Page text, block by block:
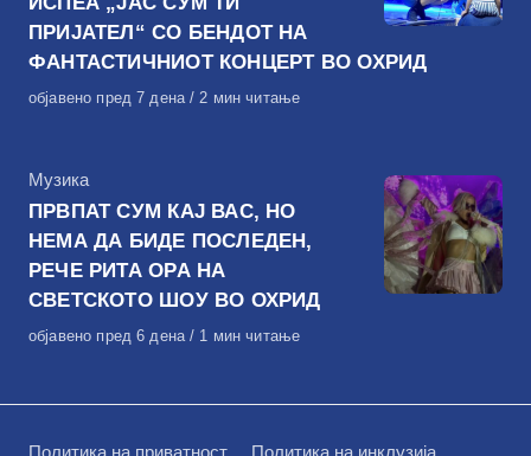
ПРИЈАТЕЛ“ СО БЕНДОТ НА
ФАНТАСТИЧНИОТ КОНЦЕРТ ВО ОХРИД
Објавено
објавено пред 7 дена 2 мин читање
КАтегорија
Музика
ПРВПАТ СУМ КАЈ ВАС, НО
НЕМА ДА БИДЕ ПОСЛЕДЕН,
РЕЧЕ РИТА ОРА НА
СВЕТСКОТО ШОУ ВО ОХРИД
Објавено
објавено пред 6 дена 1 мин читање